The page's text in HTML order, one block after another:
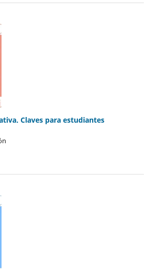
Claves para estudiantes